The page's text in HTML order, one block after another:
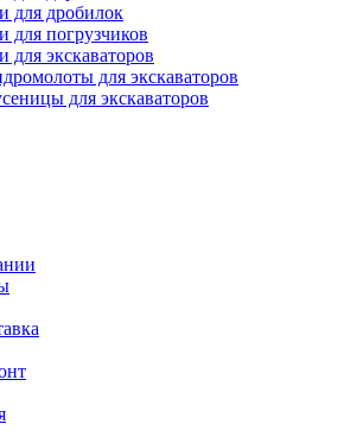
для дробилок
для погрузчиков
для экскаваторов
для экскаваторов
для экскаваторов